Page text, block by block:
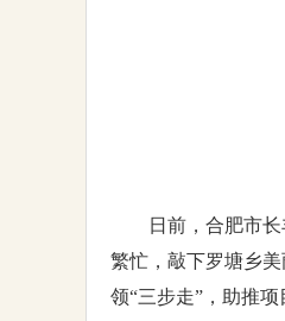
日前，合肥市
繁忙，敲下罗塘乡
领“三步走”，助推项